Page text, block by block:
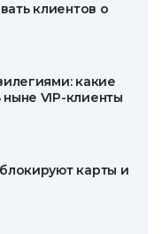
клиентов о
какие
VIP-клиенты
карты и